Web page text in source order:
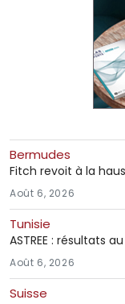
Bermudes
Fitch revoit à la
Août 6, 2026
Tunisie
ASTREE : résultats
Août 6, 2026
Suisse